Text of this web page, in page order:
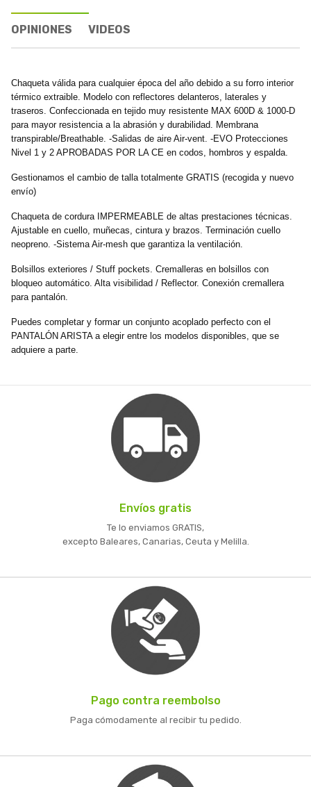
OPINIONES VIDEOS
Chaqueta válida para cualquier época del año debido a su forro interior
térmico extraible. Modelo con reflectores delanteros, laterales y
traseros. Confeccionada en tejido muy resistente MAX 600D & 1000-D
para mayor resistencia a la abrasión y durabilidad. Membrana
transpirable/Breathable. -Salidas de aire Air-vent. -EVO Protecciones
Nivel 1 y 2 APROBADAS POR LA CE en codos, hombros y espalda.
Gestionamos el cambio de talla totalmente GRATIS (recogida y nuevo
envío)
Chaqueta de cordura IMPERMEABLE de altas prestaciones técnicas.
Ajustable en cuello, muñecas, cintura y brazos. Terminación cuello
neopreno. -Sistema Air-mesh que garantiza la ventilación.
Bolsillos exteriores / Stuff pockets. Cremalleras en bolsillos con
bloqueo automático. Alta visibilidad / Reflector. Conexión cremallera
para pantalón.
Puedes completar y formar un conjunto acoplado perfecto con el
PANTALÓN ARISTA a elegir entre los modelos disponibles, que se
adquiere a parte.
Envíos gratis
Te lo enviamos GRATIS,
excepto Baleares, Canarias, Ceuta y Melilla.
Pago contra reembolso
Paga cómodamente al recibir tu pedido.